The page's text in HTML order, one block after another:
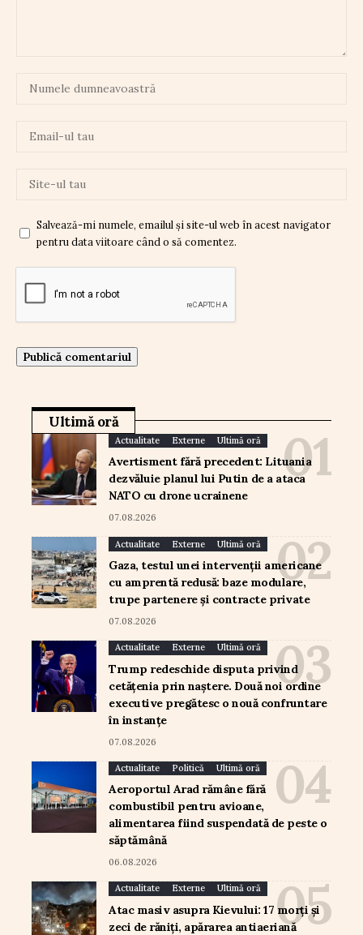
Salvează-mi numele, emailul și site-ul web în acest navigator
pentru data viitoare când o să comentez.
Ultimă oră
Actualitate Externe Ultimă oră
Avertisment fără precedent: Lituania
dezvăluie planul lui Putin de a ataca
NATO cu drone ucrainene
07.08.2026
Actualitate Externe Ultimă oră
Gaza, testul unei intervenții americane
cu amprentă redusă: baze modulare,
trupe partenere și contracte private
07.08.2026
Actualitate Externe Ultimă oră
Trump redeschide disputa privind
cetățenia prin naștere. Două noi ordine
executive pregătesc o nouă confruntare
în instanțe
07.08.2026
Actualitate Politică Ultimă oră
Aeroportul Arad rămâne fără
combustibil pentru avioane,
alimentarea fiind suspendată de peste o
săptămână
06.08.2026
Actualitate Externe Ultimă oră
Atac masiv asupra Kievului: 17 morți și
zeci de răniți, apărarea antiaeriană